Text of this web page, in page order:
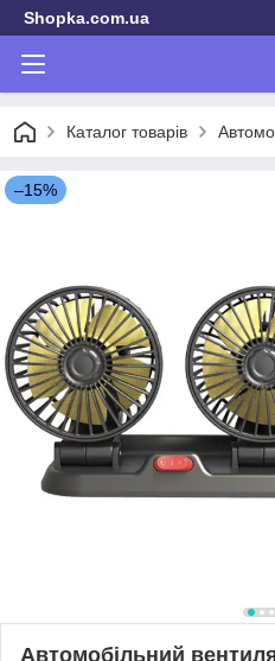
Shopka.com.ua
Каталог товарів
–15%
Автомобільний